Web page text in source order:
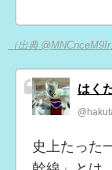
（出典
はく
史上たった